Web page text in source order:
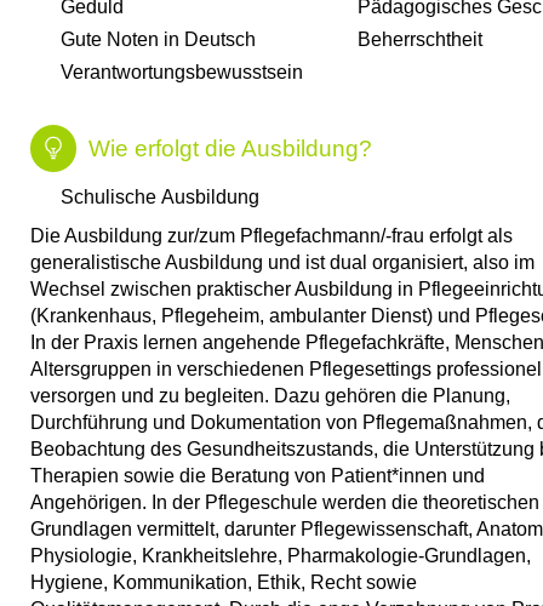
Geduld​
Gute Noten in Deutsch​
Verantwortungsbewusstsein​
Pädagogisches
Beherrschtheit
Wie erfolgt die Ausbildung?
Schulische Ausbildung
Die Ausbildung zur/zum Pflegefachmann/-frau erfolgt als
generalistische Ausbildung und ist dual organisiert, also im
Wechsel zwischen praktischer Ausbildung in
(Krankenhaus, Pflegeheim, ambulanter Dienst) und
In der Praxis lernen angehende Pflegefachkräfte,
Altersgruppen in verschiedenen Pflegesettings
versorgen und zu begleiten. Dazu gehören die Planung,
Durchführung und Dokumentation von Pflegemaßnahmen,
Beobachtung des Gesundheitszustands, die Unterstützung
Therapien sowie die Beratung von Patient*innen und
Angehörigen. In der Pflegeschule werden die theoretischen
Grundlagen vermittelt, darunter Pflegewissenschaft,
Physiologie, Krankheitslehre, Pharmakologie-Grundlagen,
Hygiene, Kommunikation, Ethik, Recht sowie